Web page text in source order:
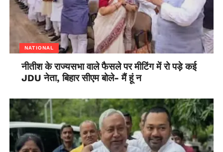
NATIONAL
नीतीश के राज्यसभा वाले फैसले पर मीटिंग में रो पड़े कई
JDU नेता, बिहार सीएम बोले- मैं हूं न